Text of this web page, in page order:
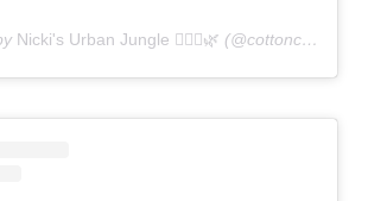
Nicki's Urban Jungle 💁🏻‍♀️🌿 (@cottoncandystories) on